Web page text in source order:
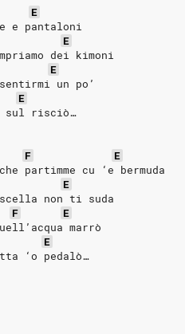
E
e pantaloni
E
dei kimoni
E
un po’
E
sul risciò…
F
E
partimme cu ‘e bermuda
E
non ti suda
F
E
marrò
E
‘o pedalò…